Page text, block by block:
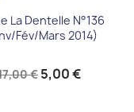
La Dentelle N°136
Fév/Mars 2014)
€ 5,00 €